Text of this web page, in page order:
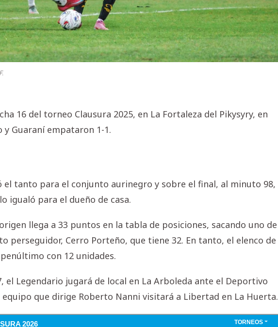
16 del torneo Clausura 2025, en La Fortaleza del Pikysyry, en
Guaraní empataron 1-1.
el tanto para el conjunto aurinegro y sobre el final, al minuto 98,
igualó para el dueño de casa.
llega a 33 puntos en la tabla de posiciones, sacando uno de
perseguidor, Cerro Porteño, que tiene 32. En tanto, el elenco de
con 12 unidades.
el Legendario jugará de local en La Arboleda ante el Deportivo
que dirige Roberto Nanni visitará a Libertad en La Huerta.